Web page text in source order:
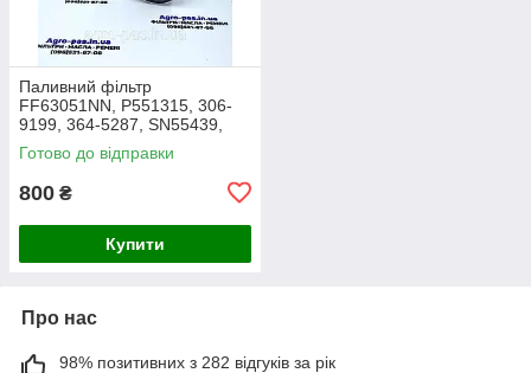
Паливний фільтр
FF63051NN, P551315, 306-
9199, 364-5287, SN55439,
1R0751, 1R0759, FF5815,
33626, SK3059, FC55151,
Готово до відправки
800 ₴
Купити
Про нас
98% позитивних з 282 відгуків за рік